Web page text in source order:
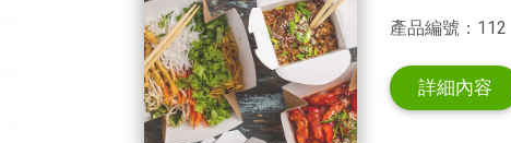
產品編號：112
詳細內容